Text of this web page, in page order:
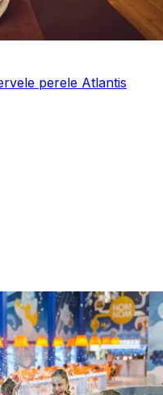
perele Atlantis